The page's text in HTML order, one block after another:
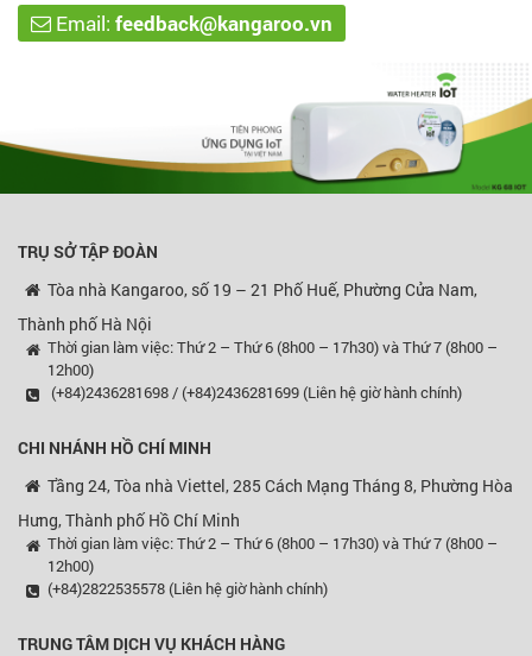
Email: feedback@kangaroo.vn
TRỤ SỞ TẬP ĐOÀN
Tòa nhà Kangaroo, số 19 – 21 Phố Huế, Phường Cửa Nam,
Thành phố Hà Nội
Thời gian làm việc: Thứ 2 – Thứ 6 (8h00 – 17h30) và Thứ 7 (8h00 –
12h00)
(+84)2436281698 / (+84)2436281699 (Liên hệ giờ hành chính)
CHI NHÁNH HỒ CHÍ MINH
Tầng 24, Tòa nhà Viettel, 285 Cách Mạng Tháng 8, Phường Hòa
Hưng, Thành phố Hồ Chí Minh
Thời gian làm việc: Thứ 2 – Thứ 6 (8h00 – 17h30) và Thứ 7 (8h00 –
12h00)
(+84)2822535578 (Liên hệ giờ hành chính)
TRUNG TÂM DỊCH VỤ KHÁCH HÀNG